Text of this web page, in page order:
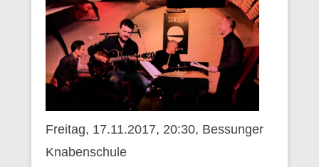
Freitag, 17.11.2017, 20:30, Bessunger
Knabenschule